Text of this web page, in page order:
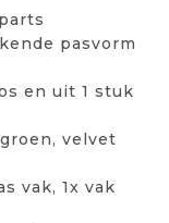
pasvorm
en uit 1 stuk
velvet
vak, 1x vak